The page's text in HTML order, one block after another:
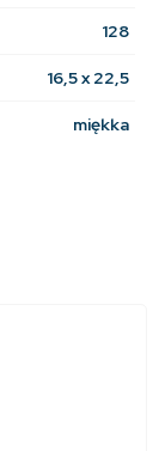
128
16,5 x 22,5
miękka